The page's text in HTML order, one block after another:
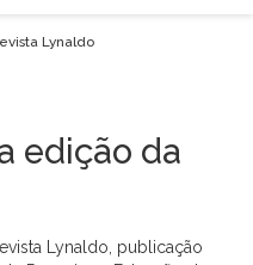
Lynaldo
edição da
Lynaldo, publicação